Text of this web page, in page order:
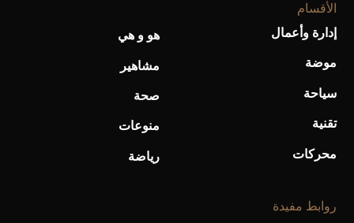
الأقسام
إدارة وأعمال
موضة
سياحة
تقنية
محركات
هو و هي
مشاهير
صحة
منوعات
رياضة
روابط مفيدة